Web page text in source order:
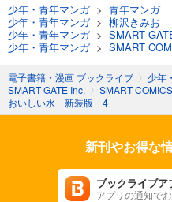
少年・青年マンガ> 青年マンガ
少年・青年マンガ> 柳沢きみお
少年・青年マンガ> SMART
少年・青年マンガ> SMART
電子書籍・漫画 ブックライブ 〉 少年
SMART GATE Inc. 〉 SMART COMICS
おいしい水 新装版 4
新刊やお得な
ブックライブア
アプリの通知で